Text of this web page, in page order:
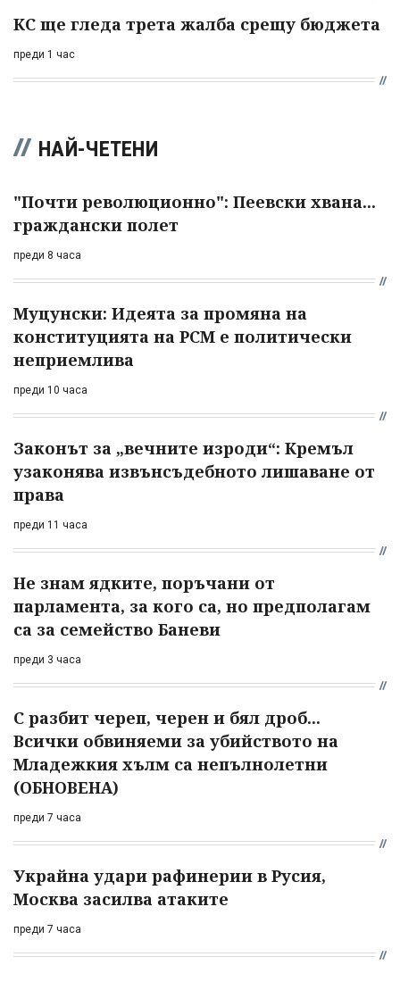
КС ще гледа трета жалба срещу бюджета
преди 1 час
НАЙ-ЧЕТЕНИ
"Почти революционно": Пеевски хвана...
граждански полет
преди 8 часа
Муцунски: Идеята за промяна на
конституцията на РСМ е политически
неприемлива
преди 10 часа
Законът за „вечните изроди“: Кремъл
узаконява извънсъдебното лишаване от
права
преди 11 часа
Не знам ядките, поръчани от
парламента, за кого са, но предполагам
са за семейство Баневи
преди 3 часа
С разбит череп, черен и бял дроб...
Всички обвиняеми за убийството на
Младежкия хълм са непълнолетни
(ОБНОВЕНА)
преди 7 часа
Украйна удари рафинерии в Русия,
Москва засилва атаките
преди 7 часа